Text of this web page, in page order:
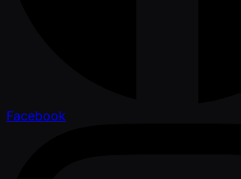
Facebook